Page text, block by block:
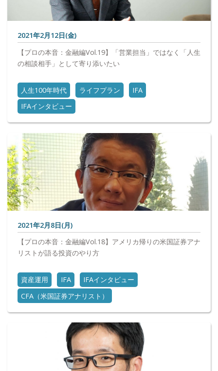
2021年2月12日(金)
【プロの本音：金融編Vol.19】「営業担当」ではなく「人生
の相談相手」として寄り添いたい
人生100年時代 ライフプラン
IFA
IFAインタビュー
2021年2月8日(月)
【プロの本音：金融編Vol.18】アメリカ帰りの米国証券アナ
リストが語る投資のやり方
資産運用 IFA
IFAインタビュー
CFA（米国証券アナリスト）